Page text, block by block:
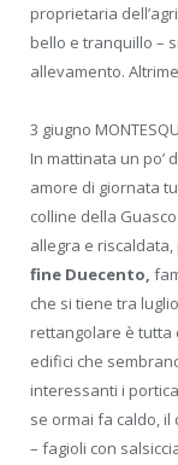
proprietaria
bello e tranquillo –
allevamento.
3 giugno
In mattinata un po’
amore di giornata
colline della
allegra e
fine Duecento,
che si tiene tra
rettangolare è tutta
edifici che
interessanti i
se ormai fa caldo,
– fagioli con